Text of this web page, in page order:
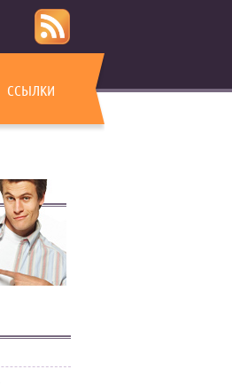
ССЫЛКИ